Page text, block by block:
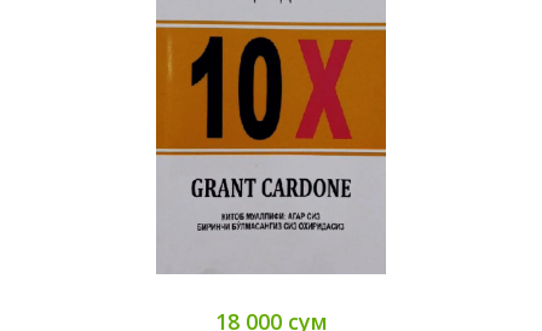
18 000 сум